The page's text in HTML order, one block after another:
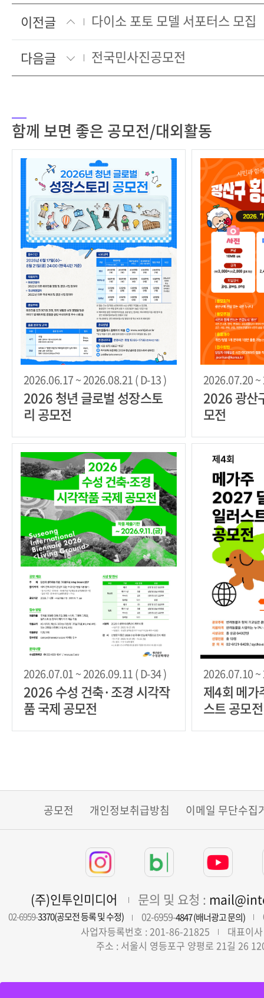
이전글
다이소 포토 모델 서포터스 모집
다음글
전국민사진공모전
함께 보면 좋은 공모전/대외활동
2026.06.17 ~ 2026.08.21 ( D-13 )
2026 청년 글로벌 성장스토
리 공모전
2026.07.20 ~
2026 광산
모전
2026.07.01 ~ 2026.09.11 ( D-34 )
2026 수성 건축·조경 시각작
품 국제 공모전
2026.07.10 ~
제4회 메
스트 공모전
공모전 개인정보취급방침 이메일 무단수집
(주)인투인미디어 문의 및 요청 :
02-6959-3370(공모전 등록 및 수정) 02-6959-4847 (배너광고 문의)
사업자등록번호 : 201-86-21825
대표이
주소 : 서울시 영등포구 양평로 21길 26